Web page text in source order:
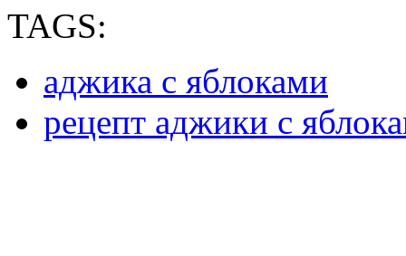
TAGS:
аджика с яблоками
рецепт аджики с